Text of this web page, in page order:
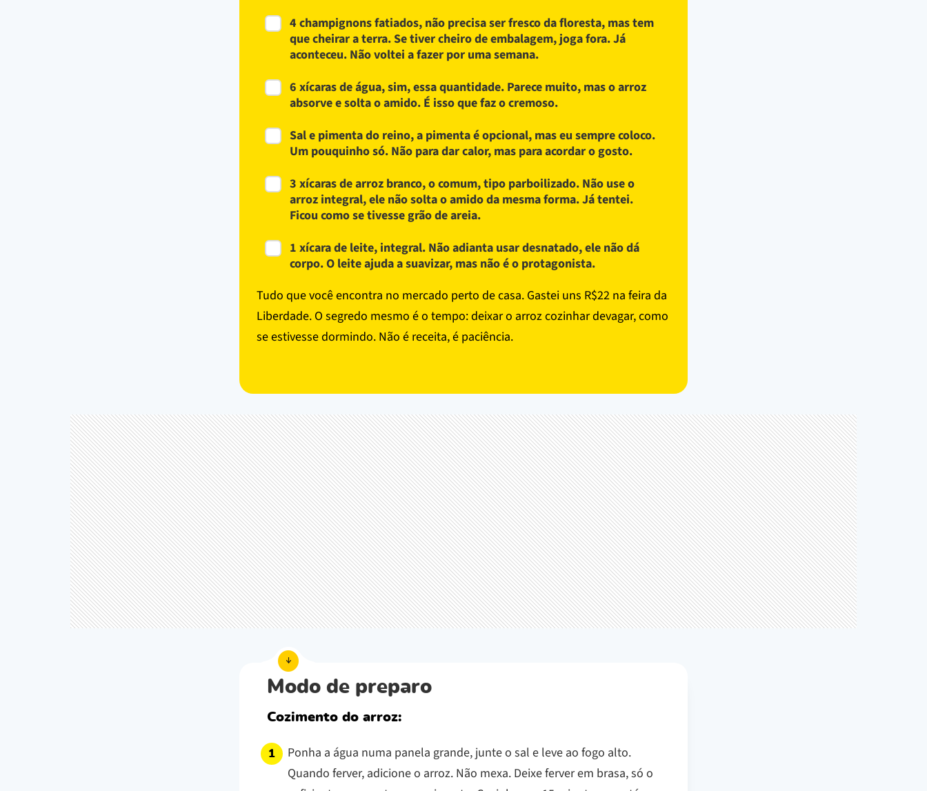
4 champignons fatiados, não precisa ser fresco da floresta, mas tem
que cheirar a terra. Se tiver cheiro de embalagem, joga fora. Já
aconteceu. Não voltei a fazer por uma semana.
6 xícaras de água, sim, essa quantidade. Parece muito, mas o arroz
absorve e solta o amido. É isso que faz o cremoso.
Sal e pimenta do reino, a pimenta é opcional, mas eu sempre coloco.
Um pouquinho só. Não para dar calor, mas para acordar o gosto.
3 xícaras de arroz branco, o comum, tipo parboilizado. Não use o
arroz integral, ele não solta o amido da mesma forma. Já tentei.
Ficou como se tivesse grão de areia.
1 xícara de leite, integral. Não adianta usar desnatado, ele não dá
corpo. O leite ajuda a suavizar, mas não é o protagonista.
Tudo que você encontra no mercado perto de casa. Gastei uns R$22 na feira da
Liberdade. O segredo mesmo é o tempo: deixar o arroz cozinhar devagar, como
se estivesse dormindo. Não é receita, é paciência.
Modo de preparo
Cozimento do arroz:
Ponha a água numa panela grande, junte o sal e leve ao fogo alto.
Quando ferver, adicione o arroz. Não mexa. Deixe ferver em brasa, só o